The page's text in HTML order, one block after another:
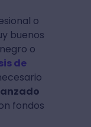
o
buenos
o
de
fondos